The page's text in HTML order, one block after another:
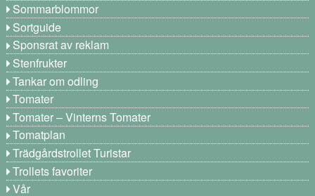
Sommarblommor
Sortguide
Sponsrat av reklam
Stenfrukter
Tankar om odling
Tomater
Tomater – Vinterns Tomater
Tomatplan
Trädgårdstrollet Turistar
Trollets favoriter
Vår